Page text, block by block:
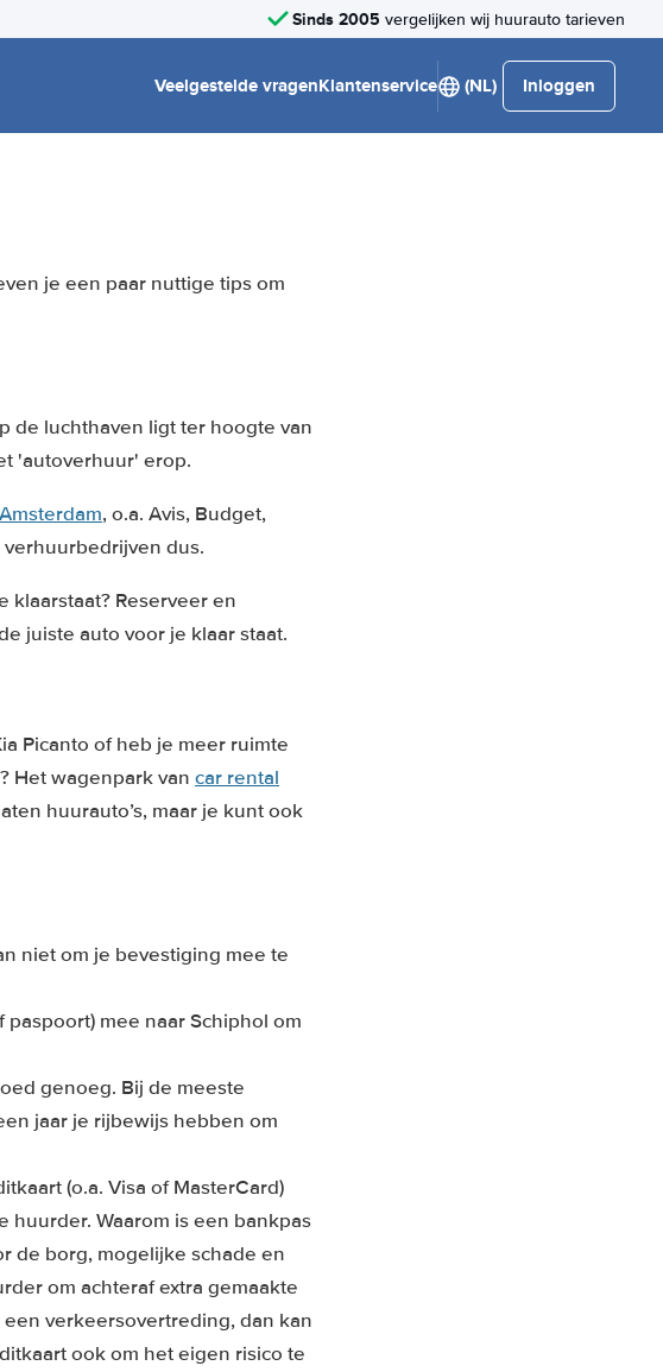
Sinds 2005 vergelijken wij huurauto tarieven
Veelgestelde vragenKlantenservice (NL) Inloggen
je een paar nuttige tips om
de luchthaven ligt ter hoogte van
'autoverhuur' erop.
, o.a. Avis, Budget,
verhuurbedrijven dus.
klaarstaat? Reserveer en
juiste auto voor je klaar staat.
Picanto of heb je meer ruimte
Het wagenpark van car rental
huurauto’s, maar je kunt ook
niet om je bevestiging mee te
mee naar Schiphol om
genoeg. Bij de meeste
jaar je rijbewijs hebben om
(o.a. Visa of MasterCard)
huurder. Waarom is een bankpas
de borg, mogelijke schade en
om achteraf extra gemaakte
verkeersovertreding, dan kan
ook om het eigen risico te